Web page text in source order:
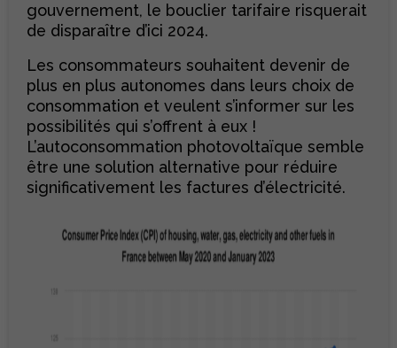
gouvernement, le bouclier tarifaire risquerait
de disparaître d’ici 2024.
Les consommateurs souhaitent devenir de
plus en plus autonomes dans leurs choix de
consommation et veulent s’informer sur les
possibilités qui s’offrent à eux !
L’autoconsommation photovoltaïque semble
être une solution alternative pour réduire
significativement les factures d’électricité.